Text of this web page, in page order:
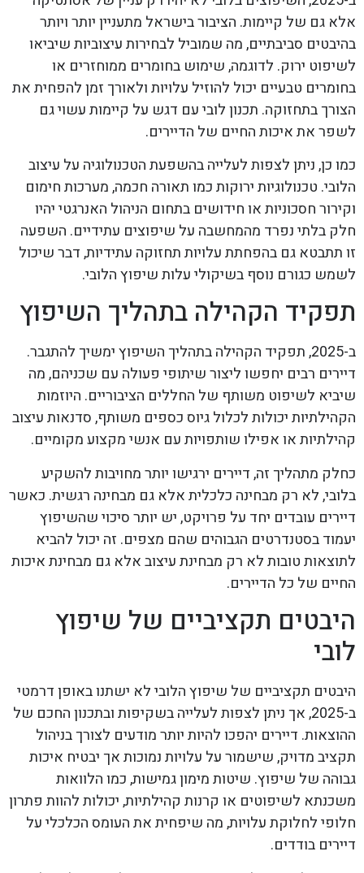
אלא גם של קיימות. הציבור בישראל מתעניין יותר ויותר
בהיבטים סביבתיים, מה שמוביל לבחירות עיצוביות שיביאו
לשיפוט ירוק. לדוגמה, שימוש בחומרים ממוחזרים או
בחומרים טבעיים יכול להוזיל עלויות ולאורך זמן להפחית את
הצורך בתחזוקה. תכנון לובי עם דגש על קיימות עשוי גם
לשפר את איכות החיים של הדיירים.
כמו כן, ניתן לצפות לעלייה בהשפעת הטכנולוגיה על עיצוב
הלובי. טכנולוגיות ירוקות כמו תאורה חכמה, מערכות חימום
וקירור חסכוניות או חידושים בתחום הניהול האנרגטי יהיו
חלק בלתי נפרד מהמחשבה על שיפוצים עתידיים. השפעה
זו תתבטא גם בהפחתת עלויות תחזוקה עתידיות, דבר שיכול
לשמש כגורם נוסף בשיקולי עלות שיפוץ הלובי.
תפקיד הקהילה בתהליך השיפוץ
ב-2025, תפקיד הקהילה בתהליך השיפוץ ימשיך להתגבר.
דיירים רבים יחפשו ליצור שיתופי פעולה עם שכניהם, מה
שיביא לשיפוט משותף של החללים הציבוריים. היוזמות
הקהילתיות יכולות לכלול גיוס כספים משותף, סדנאות עיצוב
קהילתיות או אפילו שותפויות עם אנשי מקצוע מקומיים.
כחלק מתהליך זה, דיירים ירגישו יותר מחויבות להשקיע
בלובי, לא רק מבחינה כלכלית אלא גם מבחינה רגשית. כאשר
דיירים עובדים יחד על פרויקט, יש יותר סיכוי שהשיפוץ
יעמוד בסטנדרטים הגבוהים שהם מצפים. זה יכול להביא
לתוצאות טובות לא רק מבחינת עיצוב אלא גם מבחינת איכות
החיים של כל הדיירים.
היבטים תקציביים של שיפוץ
לובי
היבטים תקציביים של שיפוץ הלובי לא ישתנו באופן דרמטי
ב-2025, אך ניתן לצפות לעלייה בשקיפות ובתכנון החכם של
ההוצאות. דיירים יהפכו להיות יותר מודעים לצורך בניהול
תקציב מדויק, שישמור על עלויות נמוכות אך יבטיח איכות
גבוהה של שיפוץ. שיטות מימון גמישות, כמו הלוואות
משכנתא לשיפוטים או קרנות קהילתיות, יכולות להוות פתרון
חלופי לחלוקת עלויות, מה שיפחית את העומס הכלכלי על
דיירים בודדים.